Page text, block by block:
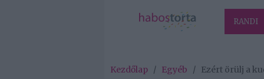
RANDI
Kezdőlap / Egyéb / Ezért örülj a